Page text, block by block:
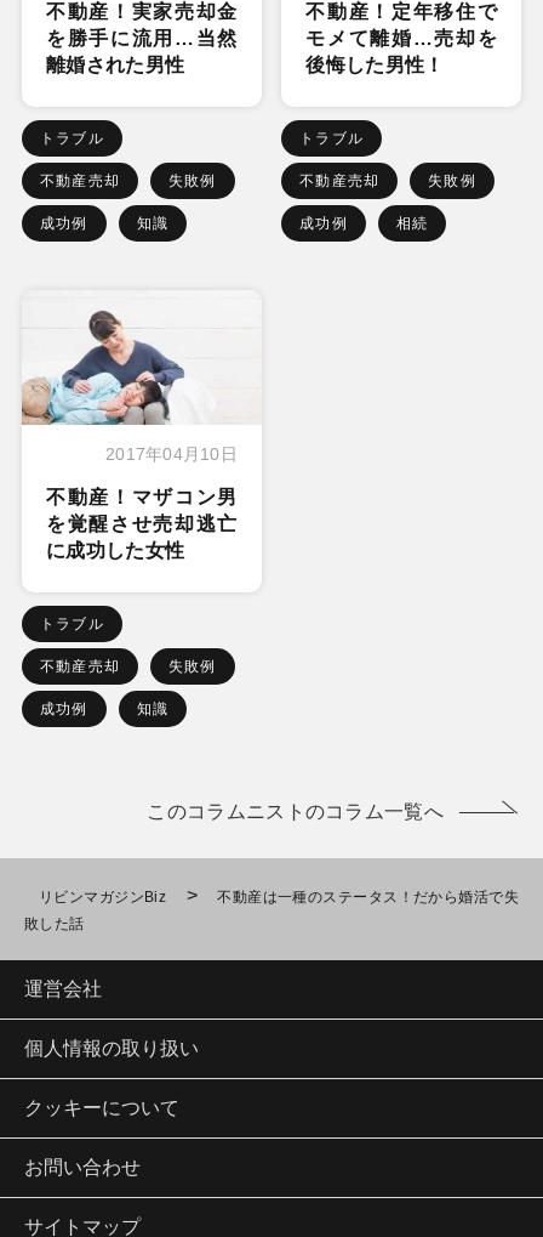
不動産！実家売却金
を勝手に流用…当然
離婚された男性
トラブル
不動産売却 失敗例
成功例 知識
不動産！定年移住で
モメて離婚…売却を
後悔した男性！
トラブル
不動産売却 失敗例
成功例 相続
2017年04月10日
不動産！マザコン男
を覚醒させ売却逃亡
に成功した女性
トラブル
不動産売却 失敗例
成功例 知識
このコラムニストのコラム一覧へ
リビンマガジンBiz >
不動産は一種のステータス！だから婚活で失
敗した話
運営会社
個人情報の取り扱い
クッキーについて
お問い合わせ
サイトマップ